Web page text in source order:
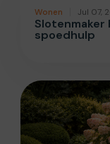
Wonen Jul 07,
Slotenmaker
spoedhulp